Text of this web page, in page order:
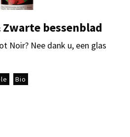
bessenblad
Noir? Nee dank u, een glas
Bio